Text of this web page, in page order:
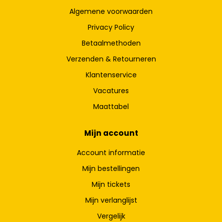
Algemene voorwaarden
Privacy Policy
Betaalmethoden
Verzenden & Retourneren
Klantenservice
Vacatures
Maattabel
Mijn account
Account informatie
Mijn bestellingen
Mijn tickets
Mijn verlanglijst
Vergelijk